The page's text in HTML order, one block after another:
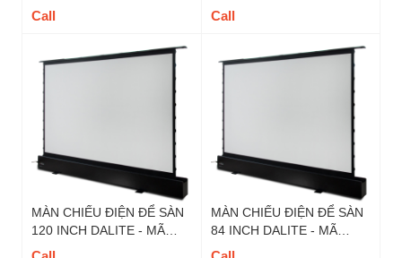
HÃNG- MÃ FU84TS, TỈ LỆ
Call
FU133EST TỈ LỆ 16:9
Call
MÀN CHIẾU ĐIỆN ĐỂ SÀN
120 INCH DALITE - MÃ
FU120EST TỈ LỆ 16:9
MÀN CHIẾU ĐIỆN ĐỂ SÀN
84 INCH DALITE - MÃ
FU84EST TỈ LỆ 16:9